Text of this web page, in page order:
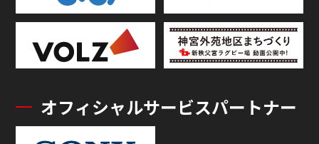
オフィシャルサービスパートナー